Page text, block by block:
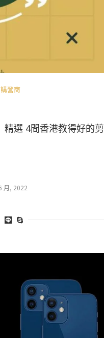
講營商
精選 4間香港教得好的剪
月, 2022